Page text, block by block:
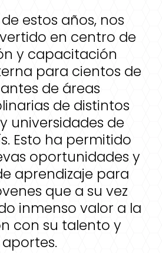
estos años, nos
en centro de
y capacitación
para cientos de
de áreas
de distintos
universidades de
Esto ha permitido
oportunidades y
aprendizaje para
que a su vez
inmenso valor a la
con su talento y
aportes.